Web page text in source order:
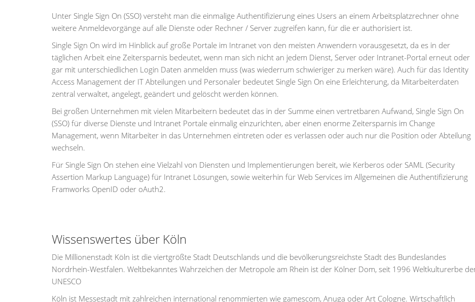
Unter Single Sign On (SSO) versteht man die einmalige Authentifizierung eines Users an einem Arbeitsplatzrechner ohne
weitere Anmeldevorgänge auf alle Dienste oder Rechner / Server zugreifen kann, für die er authorisiert ist.
Single Sign On wird im Hinblick auf große Portale im Intranet von den meisten Anwendern vorausgesetzt, da es in der
täglichen Arbeit eine Zeitersparnis bedeutet, wenn man sich nicht an jedem Dienst, Server oder Intranet-Portal erneut oder
gar mit unterschiedlichen Login Daten anmelden muss (was wiederrum schwieriger zu merken wäre). Auch für das Identity
Access Management der IT Abteilungen und Personaler bedeutet Single Sign On eine Erleichterung, da Mitarbeiterdaten
zentral verwaltet, angelegt, geändert und gelöscht werden können.
Bei großen Unternehmen mit vielen Mitarbeitern bedeutet das in der Summe einen vertretbaren Aufwand, Single Sign On
(SSO) für diverse Dienste und Intranet Portale einmalig einzurichten, aber einen enorme Zeitersparnis im Change
Management, wenn Mitarbeiter in das Unternehmen eintreten oder es verlassen oder auch nur die Position oder Abteilung
wechseln.
Für Single Sign On stehen eine Vielzahl von Diensten und Implementierungen bereit, wie Kerberos oder SAML (Security
Assertion Markup Language) für Intranet Lösungen, sowie weiterhin für Web Services im Allgemeinen die Authentifizierung
Framworks OpenID oder oAuth2.
Wissenswertes über Köln
Die Millionenstadt Köln ist die viertgrößte Stadt Deutschlands und die bevölkerungsreichste Stadt des Bundeslandes
Nordrhein-Westfalen. Weltbekanntes Wahrzeichen der Metropole am Rhein ist der Kölner Dom, seit 1996 Weltkulturerbe
UNESCO
Köln ist Messestadt mit zahlreichen international renommierten wie gamescom, Anuga oder Art Cologne. Wirtschaftlich